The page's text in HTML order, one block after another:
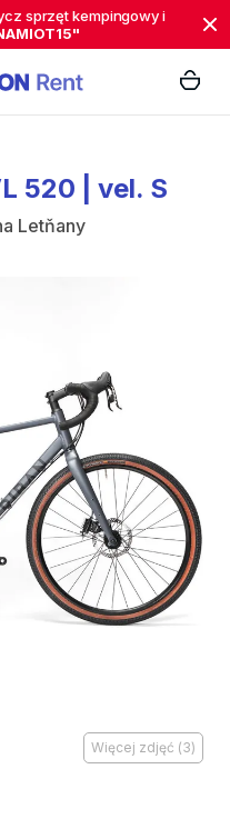
sprzęt kempingowy i
520 vel. S
Letňany
Więcej zdjęć (3)